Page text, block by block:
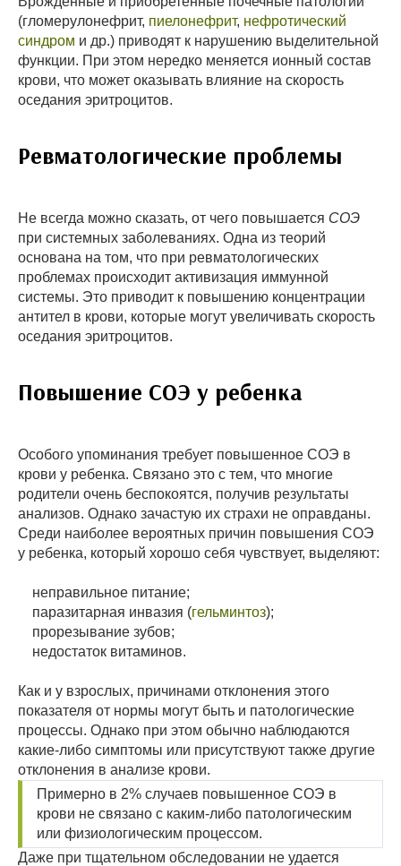
(гломерулонефрит, пиелонефрит, нефротический
синдром и др.) приводят к нарушению выделительной
функции. При этом нередко меняется ионный состав
крови, что может оказывать влияние на скорость
оседания эритроцитов.
Ревматологические проблемы
Не всегда можно сказать, от чего повышается СОЭ
при системных заболеваниях. Одна из теорий
основана на том, что при ревматологических
проблемах происходит активизация иммунной
системы. Это приводит к повышению концентрации
антител в крови, которые могут увеличивать скорость
оседания эритроцитов.
Повышение СОЭ у ребенка
Особого упоминания требует повышенное СОЭ в
крови у ребенка. Связано это с тем, что многие
родители очень беспокоятся, получив результаты
анализов. Однако зачастую их страхи не оправданы.
Среди наиболее вероятных причин повышения СОЭ
у ребенка, который хорошо себя чувствует, выделяют:
неправильное питание;
паразитарная инвазия (гельминтоз);
прорезывание зубов;
недостаток витаминов.
Как и у взрослых, причинами отклонения этого
показателя от нормы могут быть и патологические
процессы. Однако при этом обычно наблюдаются
какие-либо симптомы или присутствуют также другие
отклонения в анализе крови.
Примерно в 2% случаев повышенное СОЭ в
крови не связано с каким-либо патологическим
или физиологическим процессом.
Даже при тщательном обследовании не удается